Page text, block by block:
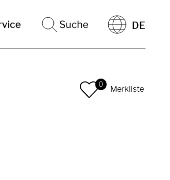
Suche DE
0
Merkliste